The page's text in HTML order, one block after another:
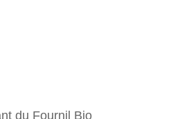
du Fournil Bio